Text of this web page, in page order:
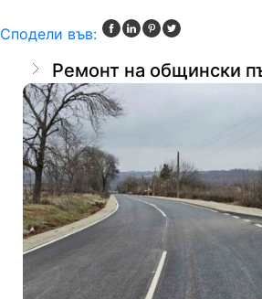
Сподели във:
Ремонт на общински